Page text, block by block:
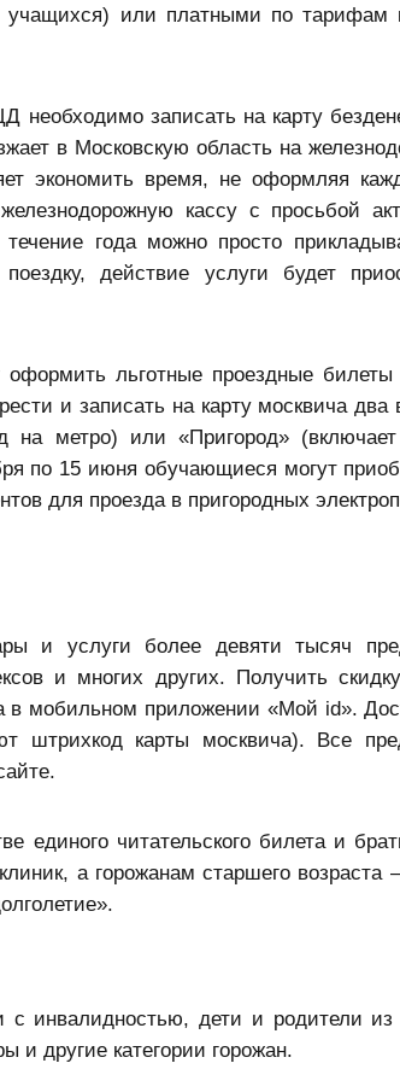
учащихся) или платными по тарифам
необходимо записать на карту
в Московскую область на
экономить время, не оформляя
кассу с просьбой
года можно просто
действие услуги будет
льготные проездные билеты
и записать на карту москвича
на метро) или «Пригород»
по 15 июня обучающиеся могут
для проезда в пригородных
и услуги более девяти тысяч
и многих других. Получить
мобильном приложении «Мой id».
штрихкод карты москвича). Все
единого читательского билета и
а горожанам старшего возраста
инвалидностью, дети и родители из
и другие категории горожан.